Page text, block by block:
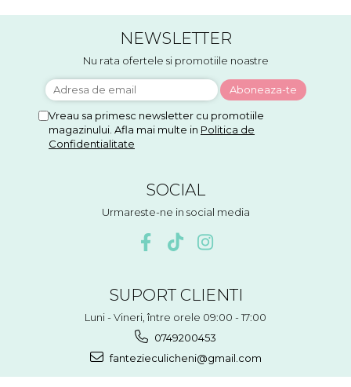
NEWSLETTER
Nu rata ofertele si promotiile noastre
Vreau sa primesc newsletter cu promotiile
magazinului. Afla mai multe in Politica de
Confidentialitate
SOCIAL
Urmareste-ne in social media
SUPORT CLIENTI
Luni - Vineri, între orele 09:00 - 17:00
0749200453
fantezieculicheni@gmail.com